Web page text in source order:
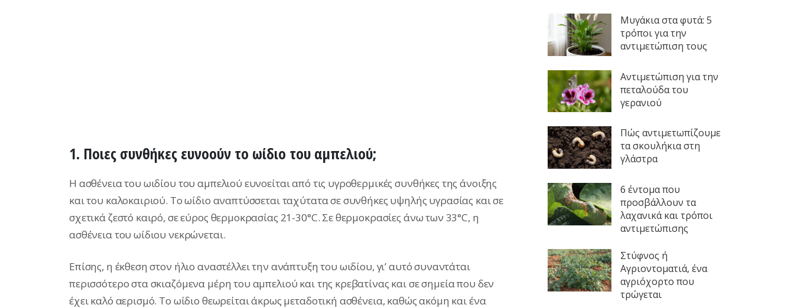
1. Ποιες συνθήκες ευνοούν το ωίδιο του αμπελιού;
Η ασθένεια του ωιδίου του αμπελιού ευνοείται από τις υγροθερμικές συνθήκες της άνοιξης
και του καλοκαιριού. Το ωίδιο αναπτύσσεται ταχύτατα σε συνθήκες υψηλής υγρασίας και σε
σχετικά ζεστό καιρό, σε εύρος θερμοκρασίας 21-30°C. Σε θερμοκρασίες άνω των 33°C, η
ασθένεια του ωίδιου νεκρώνεται.
Επίσης, η έκθεση στον ήλιο αναστέλλει την ανάπτυξη του ωιδίου, γι’ αυτό συναντάται
περισσότερο στα σκιαζόμενα μέρη του αμπελιού και της κρεβατίνας και σε σημεία που δεν
έχει καλό αερισμό. Το ωίδιο θεωρείται άκρως μεταδοτική ασθένεια, καθώς ακόμη και ένα
Μυγάκια στα φυτά: 5
τρόποι για την
αντιμετώπιση τους
Αντιμετώπιση για την
πεταλούδα του
γερανιού
Πώς αντιμετωπίζουμε
τα σκουλήκια στη
γλάστρα
6 έντομα που
προσβάλλουν τα
λαχανικά και τρόποι
αντιμετώπισης
Στύφνος ή
Αγριοντοματιά, ένα
αγριόχορτο που
τρώγεται